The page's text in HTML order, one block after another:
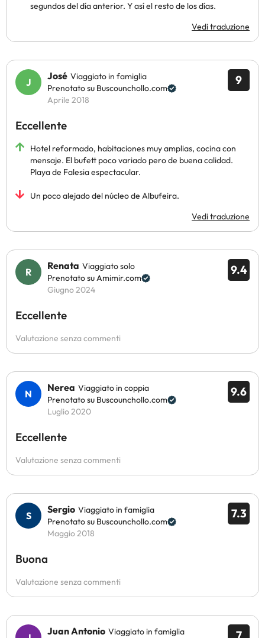
segundos del día anterior. Y así el resto de los días.
Vedi traduzione
9
José Viaggiato in famiglia
Prenotato su Buscounchollo.com
Aprile 2018
Eccellente
Hotel reformado, habitaciones muy amplias, cocina con
mensaje. El bufett poco variado pero de buena calidad.
Playa de Falesia espectacular.
Un poco alejado del núcleo de Albufeira.
Vedi traduzione
9.4
Renata Viaggiato solo
Prenotato su Amimir.com
Giugno 2024
Eccellente
Valutazione senza commenti
9.6
Nerea Viaggiato in coppia
Prenotato su Buscounchollo.com
Luglio 2020
Eccellente
Valutazione senza commenti
7.3
Sergio Viaggiato in famiglia
Prenotato su Buscounchollo.com
Maggio 2018
Buona
Valutazione senza commenti
7
Juan Antonio Viaggiato in famiglia